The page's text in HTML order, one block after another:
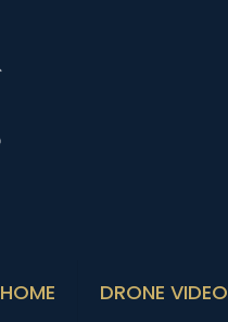
HOME DRONE VIDEO